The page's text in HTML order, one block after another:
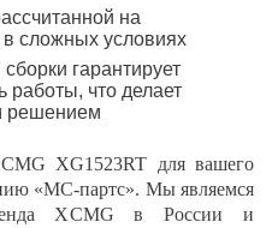
на
сложных условиях
гарантирует
работы, что делает
решением
XG1523RT для вашего
«МС-партс». Мы являемся
XCMG в России и